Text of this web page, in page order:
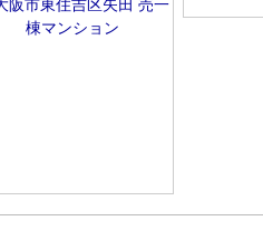
ン